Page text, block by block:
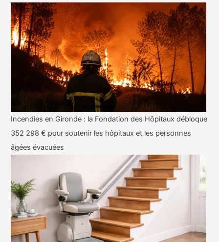
Incendies en Gironde : la Fondation des Hôpitaux débloque
352 298 € pour soutenir les hôpitaux et les personnes
âgées évacuées